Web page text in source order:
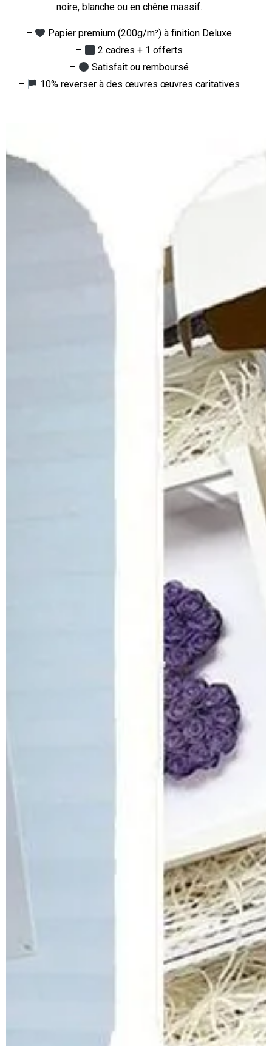
noire, blanche ou en chêne massif.
–
Papier premium (200g/m²) à finition Deluxe
–
2 cadres + 1 offerts
–
Satisfait ou remboursé
–
10% reverser à des œuvres œuvres caritatives